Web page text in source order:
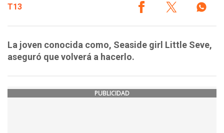
T13
La joven conocida como, Seaside girl Little Seve,
aseguró que volverá a hacerlo.
PUBLICIDAD